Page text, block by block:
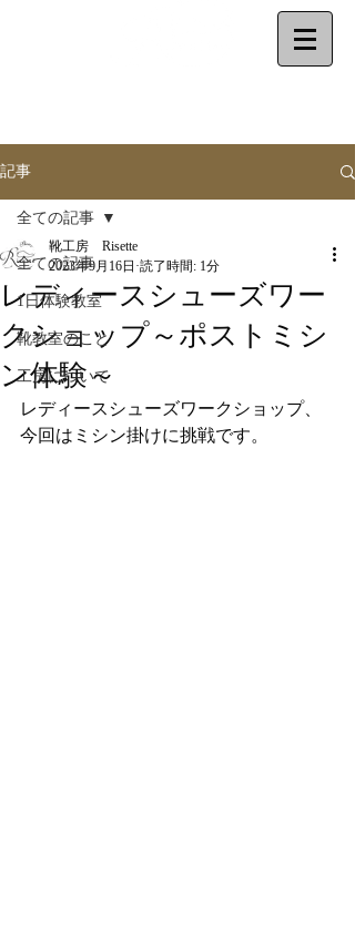
記事
全ての記事
1日体験教室
靴教室のこと
工房について
全ての記事
レディースシューズワー
クショップ～ポストミシ
ン体験～
靴工房 Risette
2023年9月16日 読了時間: 1分
レディースシューズワークショップ、
今回はミシン掛けに挑戦です。